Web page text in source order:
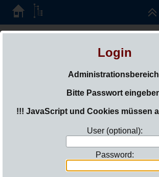
ded-
Login
Bitte Passwort
!!! JavaScript und Cookies müssen
User (optional):
Password:
Lesens- und